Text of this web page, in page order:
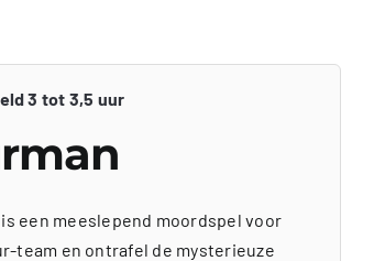
3 tot 3,5 uur
is een meeslepend moordspel voor
team en ontrafel de mysterieuze